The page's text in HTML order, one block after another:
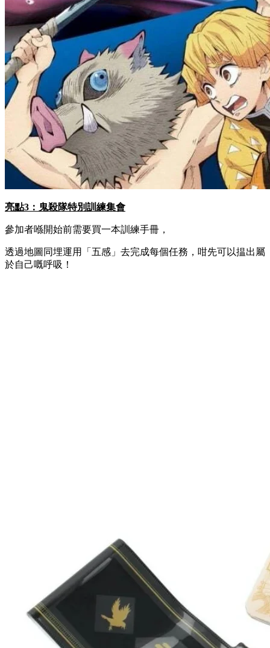
亮點3：鬼殺隊特別訓練集會
參加者喺開始前需要買一本訓練手冊，
透過地圖同埋運用「五感」去完成每個任務，咁先可以揾出屬
於自己嘅呼吸！